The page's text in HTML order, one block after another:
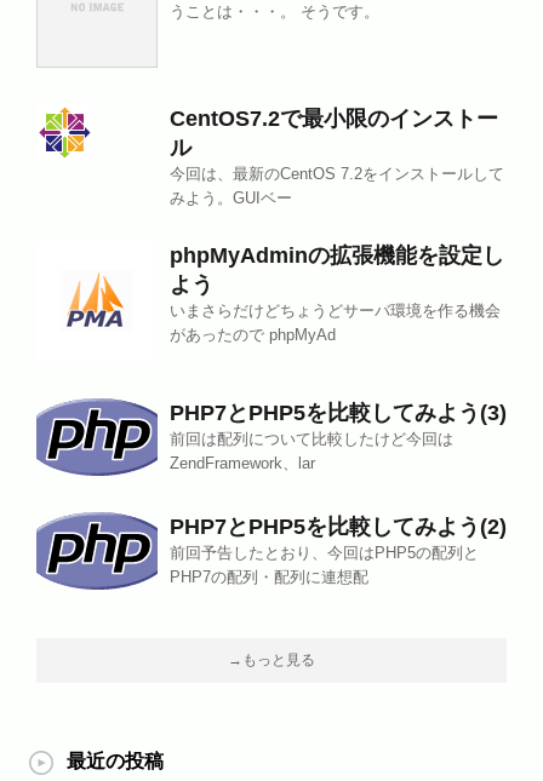
うことは・・・。 そうです。
CentOS7.2で最小限のインストー
ル
今回は、最新のCentOS 7.2をインストールして
みよう。GUIベー
phpMyAdminの拡張機能を設定し
よう
いまさらだけどちょうどサーバ環境を作る機会
があったので phpMyAd
PHP7とPHP5を比較してみよう(3)
前回は配列について比較したけど今回は
ZendFramework、lar
PHP7とPHP5を比較してみよう(2)
前回予告したとおり、今回はPHP5の配列と
PHP7の配列・配列に連想配
→もっと見る
最近の投稿